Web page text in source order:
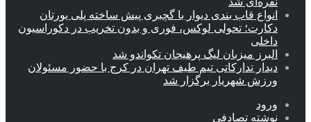
انواع قاب بندی دیوار با گچبری پیش ساخته پلی یورتان
دکارت؛ تحولی لوکس، فوری و بدون تخریب در دکوراسیون
داخلی
البرز میزبان لیگ پرهیجان تکواندو شد
دیدار تدارکاتی تیم طیف تهران در کرج با حضور مسئولان
ورزش شهریار برگزار شد
ورود
نوشته تصادفی